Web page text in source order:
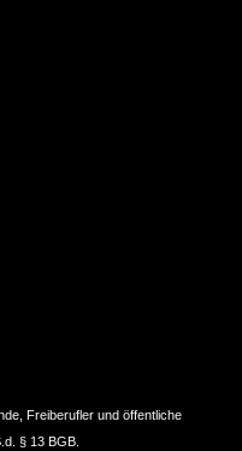
Freiberufler und öffentliche
§ 13 BGB.